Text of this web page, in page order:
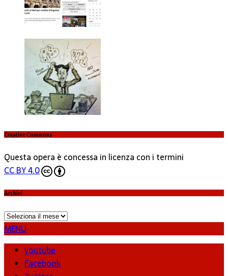
Creative Commons
Questa opera è concessa in licenza con i termini
CC BY 4.0
Archivi
Archivi
MENU
youtube
Facebook